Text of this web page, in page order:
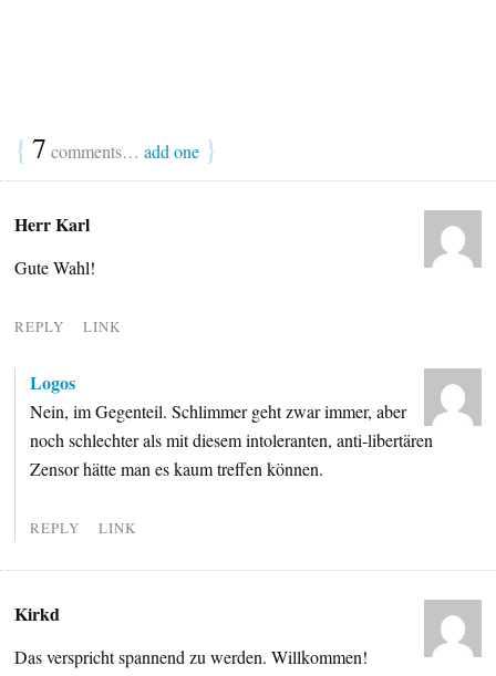
{ 7 comments… add one }
Herr Karl
Gute Wahl!
REPLY LINK
Logos
Nein, im Gegenteil. Schlimmer geht zwar immer, aber
noch schlechter als mit diesem intoleranten, anti-libertären
Zensor hätte man es kaum treffen können.
REPLY LINK
Kirkd
Das verspricht spannend zu werden. Willkommen!